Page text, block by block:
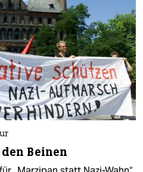
Beinen